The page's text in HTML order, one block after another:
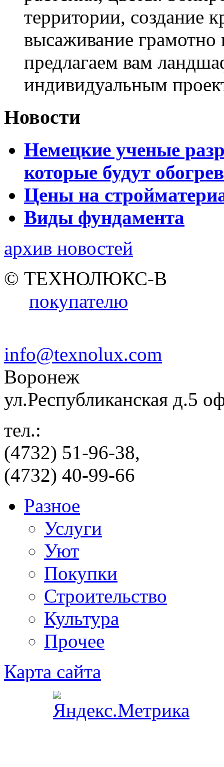
территории, создание
высаживание
предлагаем вам
индивидуальным
Новости
Немецкие ученые
которые будут
Цены на
Виды фундамента
архив новостей
© ТЕХНОЛЮКС-В
покупателю
info@texnolux.com
Воронеж
ул.Республиканская д.5
тел.:
(4732) 51-96-38,
(4732) 40-99-66
Разное
Услуги
Уют
Покупки
Строительство
Культура
Прочее
Карта сайта